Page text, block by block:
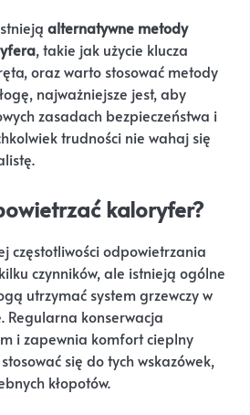
alternatywne metody
, takie jak użycie klucza
oraz warto stosować metody
najważniejsze jest, aby
zasadach bezpieczeństwa i
trudności nie wahaj się
kaloryfer?
częstotliwości odpowietrzania
czynników, ale istnieją ogólne
utrzymać system grzewczy w
Regularna konserwacja
i zapewnia komfort cieplny
się do tych wskazówek,
kłopotów.